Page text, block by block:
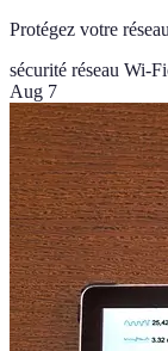
Protégez votre
sécurité réseau Wi-Fi
Aug 7